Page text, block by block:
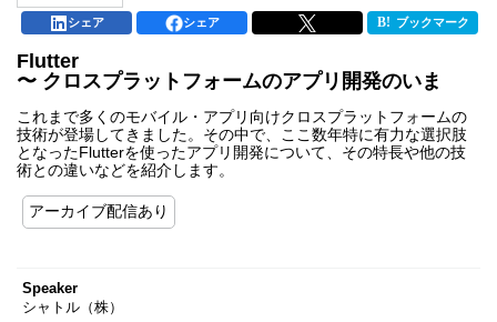
シェア シェア ブックマーク
Flutter
〜 クロスプラットフォームのアプリ開発のいま
これまで多くのモバイル・アプリ向けクロスプラットフォームの
技術が登場してきました。その中で、ここ数年特に有力な選択肢
となったFlutterを使ったアプリ開発について、その特長や他の技
術との違いなどを紹介します。
アーカイブ配信あり
Speaker
シャトル（株）